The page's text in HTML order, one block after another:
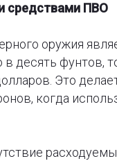
средствами ПВО
оружия
десять фунтов,
Это
когда